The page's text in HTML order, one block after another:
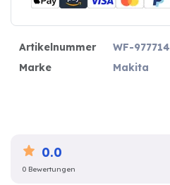
Artikelnummer
WF-977714
Marke
Makita
0.0
0 Bewertungen